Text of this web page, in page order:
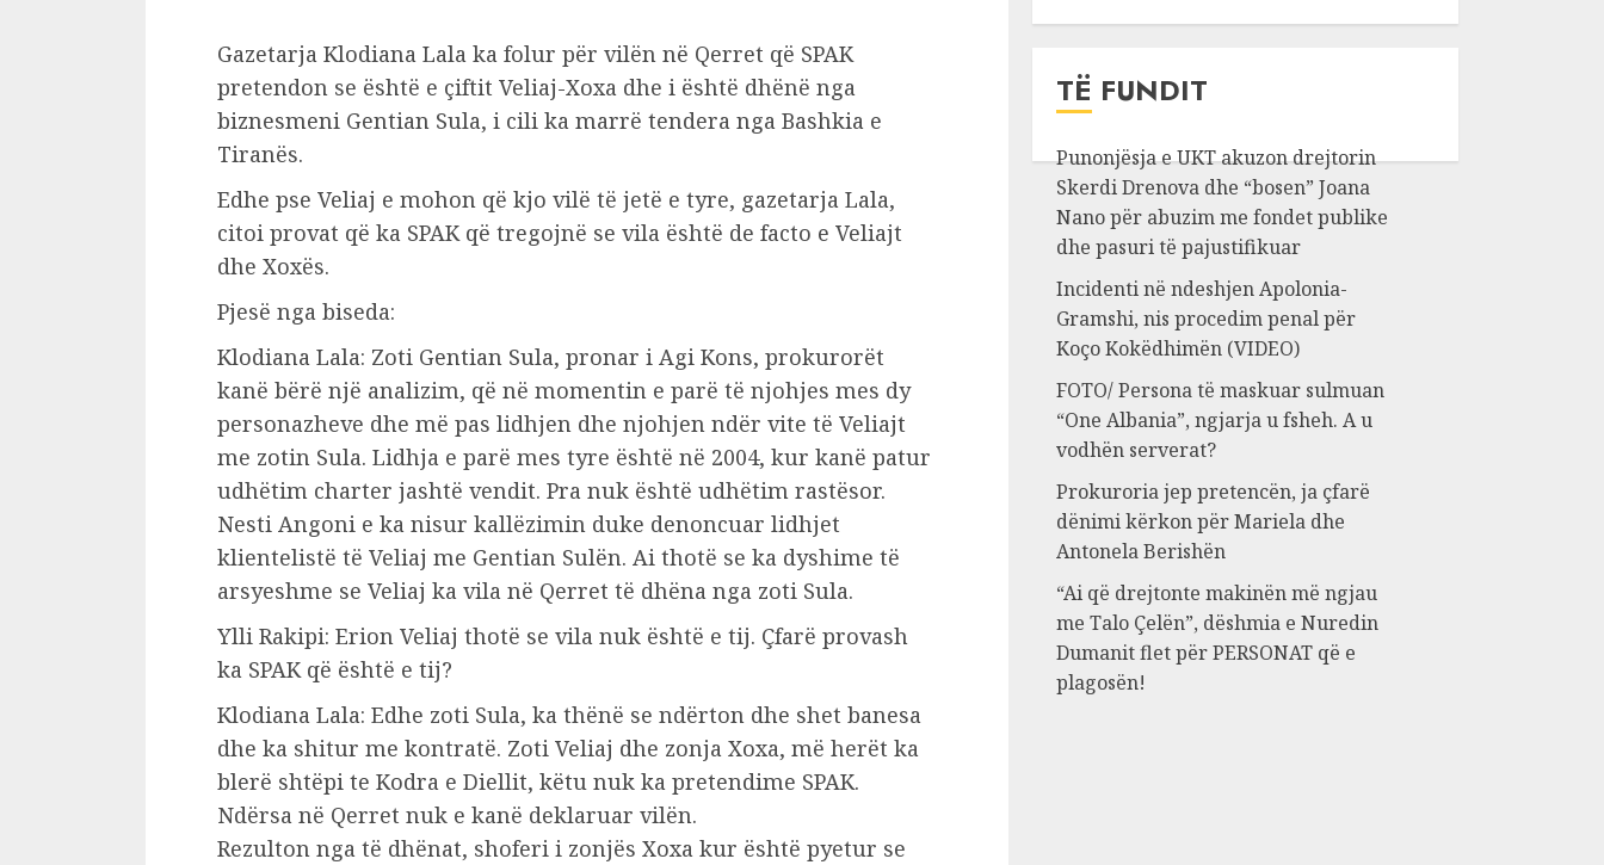
Gazetarja Klodiana Lala ka folur për vilën në Qerret që SPAK
pretendon se është e çiftit Veliaj-Xoxa dhe i është dhënë nga
biznesmeni Gentian Sula, i cili ka marrë tendera nga Bashkia e
Tiranës.
Edhe pse Veliaj e mohon që kjo vilë të jetë e tyre, gazetarja Lala,
citoi provat që ka SPAK që tregojnë se vila është de facto e Veliajt
dhe Xoxës.
Pjesë nga biseda:
Klodiana Lala: Zoti Gentian Sula, pronar i Agi Kons, prokurorët
kanë bërë një analizim, që në momentin e parë të njohjes mes dy
personazheve dhe më pas lidhjen dhe njohjen ndër vite të Veliajt
me zotin Sula. Lidhja e parë mes tyre është në 2004, kur kanë patur
udhëtim charter jashtë vendit. Pra nuk është udhëtim rastësor.
Nesti Angoni e ka nisur kallëzimin duke denoncuar lidhjet
klientelistë të Veliaj me Gentian Sulën. Ai thotë se ka dyshime të
arsyeshme se Veliaj ka vila në Qerret të dhëna nga zoti Sula.
Ylli Rakipi: Erion Veliaj thotë se vila nuk është e tij. Çfarë provash
ka SPAK që është e tij?
Klodiana Lala: Edhe zoti Sula, ka thënë se ndërton dhe shet banesa
dhe ka shitur me kontratë. Zoti Veliaj dhe zonja Xoxa, më herët ka
blerë shtëpi te Kodra e Diellit, këtu nuk ka pretendime SPAK.
Ndërsa në Qerret nuk e kanë deklaruar vilën.
Rezulton nga të dhënat, shoferi i zonjës Xoxa kur është pyetur se
TË FUNDIT
Punonjësja e UKT akuzon drejtorin
Skerdi Drenova dhe “bosen” Joana
Nano për abuzim me fondet publike
dhe pasuri të pajustifikuar
Incidenti në ndeshjen Apolonia-
Gramshi, nis procedim penal për
Koço Kokëdhimën (VIDEO)
FOTO/ Persona të maskuar sulmuan
“One Albania”, ngjarja u fsheh. A u
vodhën serverat?
Prokuroria jep pretencën, ja çfarë
dënimi kërkon për Mariela dhe
Antonela Berishën
“Ai që drejtonte makinën më ngjau
me Talo Çelën”, dëshmia e Nuredin
Dumanit flet për PERSONAT që e
plagosën!